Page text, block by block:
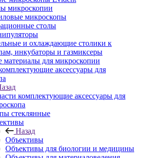
микроскопии
микроскопы
столы
и охлаждающие столики к
инкубаторы и газмиксеры
материалы для микроскопии
аксессуары для
комплектующие аксессуары для
стеклянные
Назад
Объективы
Объективы для биологии и медицины